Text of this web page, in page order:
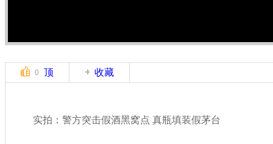
0 顶 收藏
实拍：警方突击假酒黑窝点 真瓶填装假茅台